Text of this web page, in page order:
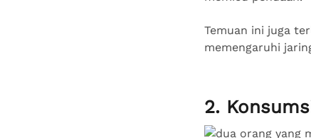
Temuan ini juga
memengaruhi
2.